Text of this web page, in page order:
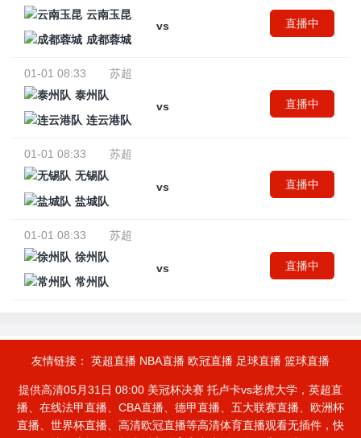
云南玉昆
vs
成都蓉城
直播中
01-01 08:33
苏超
泰州队
vs
连云港队
直播中
01-01 08:33
苏超
无锡队
vs
盐城队
直播中
01-01 08:33
苏超
徐州队
vs
常州队
直播中
友情链接： 英超直播 NBA直播 欧冠直播 足球直播 篮球直播
提供高清05月31日 08:00 美冠杯决赛 托卢卡vs老虎大学，英超直
播、在线法甲直播、CBA直播、德甲直播、五大联赛直播、欧洲杯
直播、世界杯直播、高清欧冠直播等高清体育直播观看无插件，快